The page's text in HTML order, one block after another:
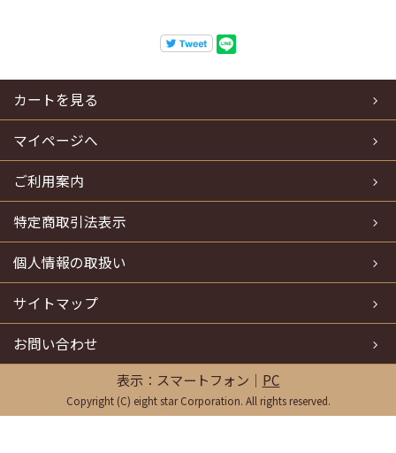
カートを見る
マイページへ
ご利用案内
特定商取引法表示
個人情報の取扱い
サイトマップ
お問い合わせ
表示：スマートフォン｜ PC
Copyright (C) eight star Corporation. All rights reserved.